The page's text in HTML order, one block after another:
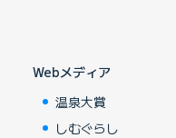
Webメディア
温泉大賞
しむぐらし